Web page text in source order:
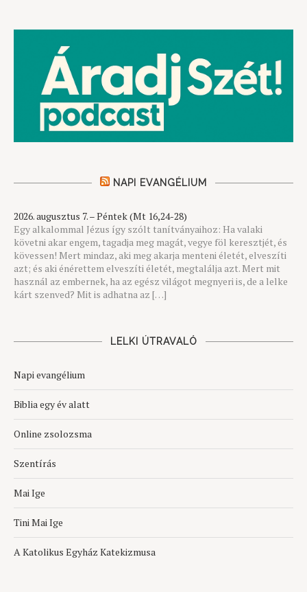
NAPI EVANGÉLIUM
2026. augusztus 7. – Péntek (Mt 16,24-28)
Egy alkalommal Jézus így szólt tanítványaihoz: Ha valaki
követni akar engem, tagadja meg magát, vegye föl keresztjét, és
kövessen! Mert mindaz, aki meg akarja menteni életét, elveszíti
azt; és aki énérettem elveszíti életét, megtalálja azt. Mert mit
használ az embernek, ha az egész világot megnyeri is, de a lelke
kárt szenved? Mit is adhatna az […]
LELKI ÚTRAVALÓ
Napi evangélium
Biblia egy év alatt
Online zsolozsma
Szentírás
Mai Ige
Tini Mai Ige
A Katolikus Egyház Katekizmusa